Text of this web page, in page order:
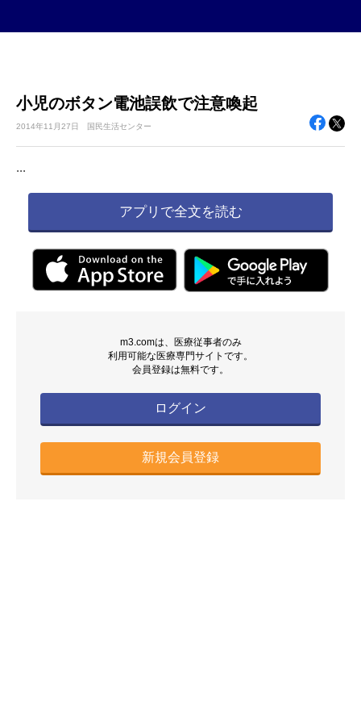
小児のボタン電池誤飲で注意喚起
2014年11月27日 国民生活センター
...
アプリで全文を読む
m3.comは、医療従事者のみ
利用可能な医療専門サイトです。
会員登録は無料です。
ログイン
新規会員登録